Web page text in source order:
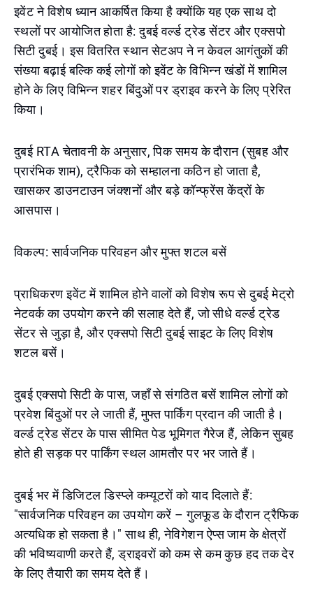
इवेंट ने विशेष ध्यान आकर्षित किया है क्योंकि यह एक साथ दो
स्थलों पर आयोजित होता है: दुबई वर्ल्ड ट्रेड सेंटर और एक्सपो
सिटी दुबई। इस वितरित स्थान सेटअप ने न केवल आगंतुकों की
संख्या बढ़ाई बल्कि कई लोगों को इवेंट के विभिन्न खंडों में शामिल
होने के लिए विभिन्न शहर बिंदुओं पर ड्राइव करने के लिए प्रेरित
किया।
दुबई RTA चेतावनी के अनुसार, पिक समय के दौरान (सुबह और
प्रारंभिक शाम), ट्रैफिक को सम्हालना कठिन हो जाता है,
खासकर डाउनटाउन जंक्शनों और बड़े कॉन्फ्रेंस केंद्रों के
आसपास।
विकल्प: सार्वजनिक परिवहन और मुफ्त शटल बसें
प्राधिकरण इवेंट में शामिल होने वालों को विशेष रूप से दुबई मेट्रो
नेटवर्क का उपयोग करने की सलाह देते हैं, जो सीधे वर्ल्ड ट्रेड
सेंटर से जुड़ा है, और एक्सपो सिटी दुबई साइट के लिए विशेष
शटल बसें।
दुबई एक्सपो सिटी के पास, जहाँ से संगठित बसें शामिल लोगों को
प्रवेश बिंदुओं पर ले जाती हैं, मुफ्त पार्किंग प्रदान की जाती है।
वर्ल्ड ट्रेड सेंटर के पास सीमित पेड भूमिगत गैरेज हैं, लेकिन सुबह
होते ही सड़क पर पार्किंग स्थल आमतौर पर भर जाते हैं।
दुबई भर में डिजिटल डिस्प्ले कम्यूटरों को याद दिलाते हैं:
"सार्वजनिक परिवहन का उपयोग करें – गुलफूड के दौरान ट्रैफिक
अत्यधिक हो सकता है।" साथ ही, नेविगेशन ऐप्स जाम के क्षेत्रों
की भविष्यवाणी करते हैं, ड्राइवरों को कम से कम कुछ हद तक देर
के लिए तैयारी का समय देते हैं।